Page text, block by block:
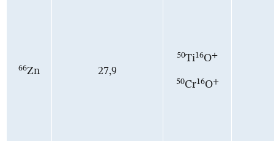
66Zn 27,9
50Ti16O+
50Cr16O+